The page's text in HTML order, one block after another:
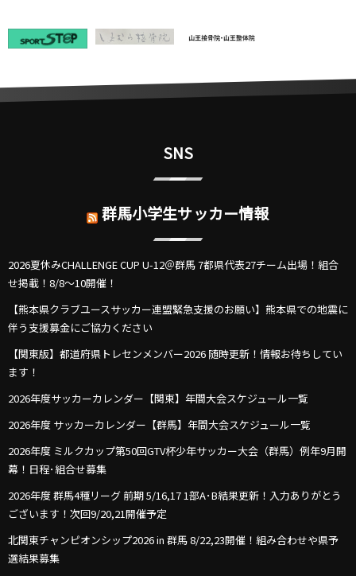
SNS
群馬小学生サッカー情報
2026夏休みCHALLENGE CUP U-12＠群馬 7都県代表27チーム出場！組合
せ掲載！8/8～10開催！
【熊本県クラブユースサッカー連盟緊急支援のお願い】熊本県での地震に
伴う支援募金にご協力ください
【関東版】都道府県トレセンメンバー2026 随時更新！情報お待ちしてい
ます！
2026年度サッカーカレンダー【関東】年間大会スケジュール一覧
2026年度 サッカーカレンダー【群馬】年間大会スケジュール一覧
2026年度 ミルクカップ第50回GTV杯少年サッカー大会（群馬）例年9月開
幕！日程･組合せ募集
2026年度 群馬4種リーグ 前期 5/16,17 1部A･B結果更新！入力ありがとう
ございます！次回9/20,21開催予定
北関東チャンピオンシップ2026 in 群馬 8/22,23開催！組み合わせや県予
選結果募集